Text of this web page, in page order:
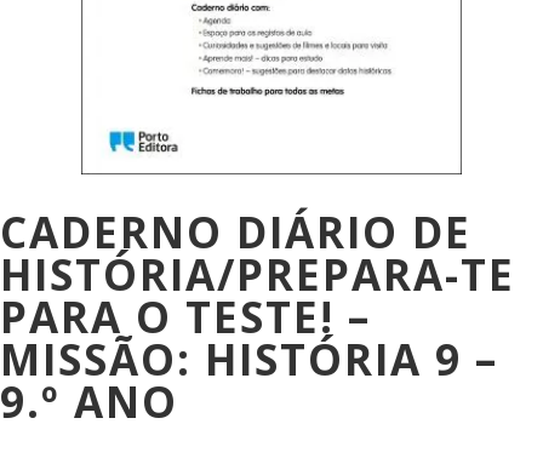
CADERNO DIÁRIO DE
HISTÓRIA/PREPARA-TE
PARA O TESTE! –
MISSÃO: HISTÓRIA 9 –
9.º ANO